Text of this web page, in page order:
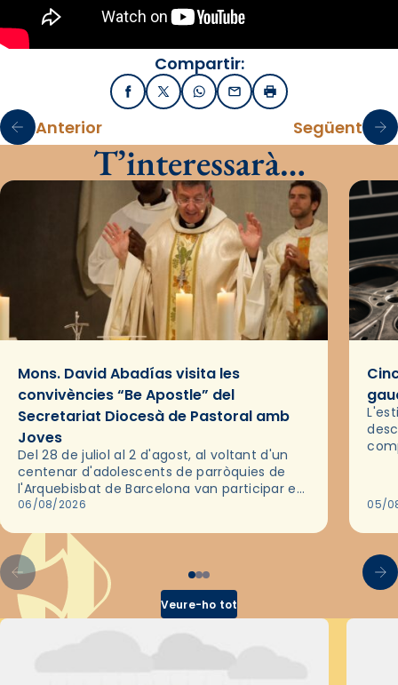
Compartir:
FacebookX / TwitterWhatsApp
EmailImprimir
Anterior Següent
T’interessarà…
Mons. David Abadías visita les
convivències “Be Apostle” del
Secretariat Diocesà de Pastoral amb
Joves
Del 28 de juliol al 2 d'agost, al voltant d'un
centenar d'adolescents de parròquies de
l'Arquebisbat de Barcelona van participar en
les convivències Be Apostle, organitzades
06/08/2026 05/
Veure-ho tot